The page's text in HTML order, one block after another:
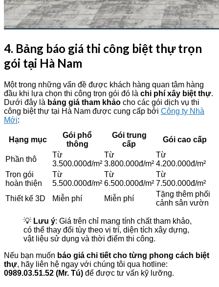
4. Bảng báo giá thi công biệt thự trọn
gói tại Hà Nam
Một trong những vấn đề được khách hàng quan tâm hàng
đầu khi lựa chọn thi công trọn gói đó là chi phí xây biệt thự.
Dưới đây là bảng giá tham khảo cho các gói dịch vụ thi
công biệt thự tại Hà Nam được cung cấp bởi Công ty Nhà
Mới:
Hạng mục
Gói phổ
thông
Gói trung
cấp
Gói cao cấp
Phần thô
Từ
3.500.000đ/m²
Từ
3.800.000đ/m²
Từ
4.200.000đ/m²
Trọn gói
hoàn thiện
Từ
5.500.000đ/m²
Từ
6.500.000đ/m²
Từ
7.500.000đ/m²
Thiết kế 3D
Miễn phí Miễn phí
Tặng thêm phối
cảnh sân vườn
💡 Lưu ý: Giá trên chỉ mang tính chất tham khảo,
có thể thay đổi tùy theo vị trí, diện tích xây dựng,
vật liệu sử dụng và thời điểm thi công.
Nếu bạn muốn báo giá chi tiết cho từng phong cách biệt
thự, hãy liên hệ ngay với chúng tôi qua hotline:
0989.03.51.52 (Mr. Tú) để được tư vấn kỹ lưỡng.